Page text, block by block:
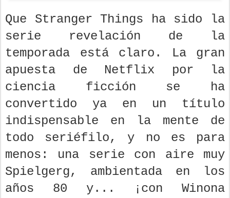
Que Stranger Things ha sido la
serie revelación de la
temporada está claro. La gran
apuesta de Netflix por la
ciencia ficción se ha
convertido ya en un título
indispensable en la mente de
todo seriéfilo, y no es para
menos: una serie con aire muy
Spielgerg, ambientada en los
años 80 y... ¡con Winona